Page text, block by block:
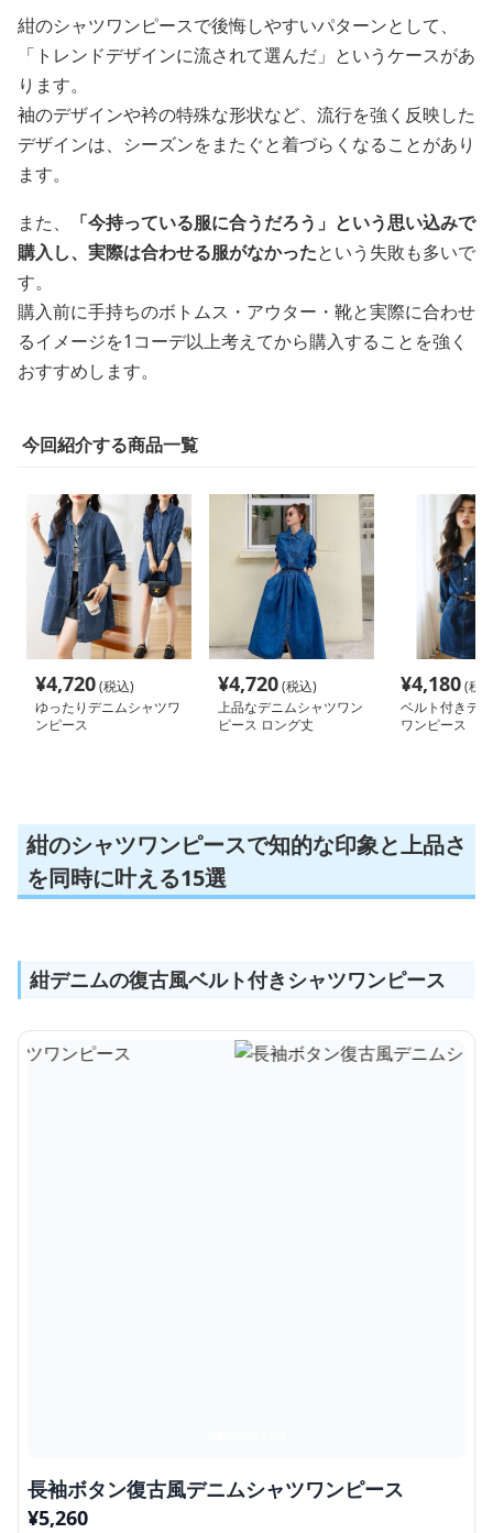
紺のシャツワンピースで後悔しやすいパターンとして、
「トレンドデザインに流されて選んだ」というケースがあ
ります。
袖のデザインや衿の特殊な形状など、流行を強く反映した
デザインは、シーズンをまたぐと着づらくなることがあり
ます。
また、
「今持っている服に合うだろう」という思い込みで
購入し、実際は合わせる服がなかったという失敗も多いで
す。
購入前に手持ちのボトムス・アウター・靴と実際に合わせ
るイメージを1コーデ以上考えてから購入することを強く
おすすめします。
今回紹介する商品一覧
¥4,720(税込)
ゆったりデニムシャツワ
ンピース
¥4,720(税込)
上品なデニムシャツワン
ピース ロング丈
¥4,180(税
ベルト付きデ
ワンピース
紺のシャツワンピースで知的な印象と上品さ
を同時に叶える15選
紺デニムの復古風ベルト付きシャツワンピース
長袖ボタン復古風デニムシャツワンピース
¥5,260